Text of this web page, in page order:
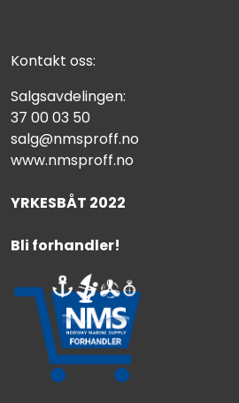
Kontakt oss:
Salgsavdelingen:
37 00 03 50
salg@nmsproff.no
www.nmsproff.no
YRKESBÅT 2022
Bli forhandler!